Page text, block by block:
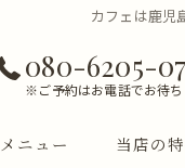
カフェは鹿児
080-6205-
※ご予約はお電話でお待ち
メニュー 当店の